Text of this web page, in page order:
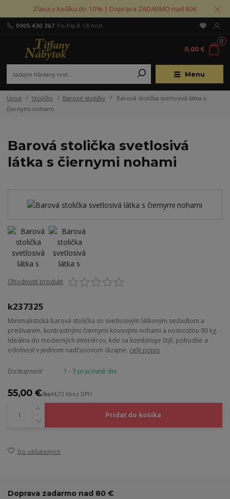
Zľava v košíku do 10% | Doprava ZADARMO nad 80€
Menu
0905 430 367 Po-Pia 8-18 hod.
0
0,00 €
Úvod Stoličky Barové stoličky
Barová stolička svetlosivá látka s
čiernymi nohami
Barová stolička svetlosivá
látka s čiernymi nohami
Ohodnotiť produkt
k237325
Minimalistická barová stolička so svetlosivým látkovým sedadlom a
prešívaním, kontrastnými čiernymi kovovými nohami a nosnosťou 90 kg.
Ideálna do moderných interiérov, kde sa kombinuje štýl, pohodlie a
odolnosť v jednom nadčasovom dizajne. celý popis
Dostupnosť 1 - 3 pracovné dni
55,00 €/ks44,72 €bez DPH
Pridať do košíka
Do obľúbených
Doprava zadarmo nad 80 €